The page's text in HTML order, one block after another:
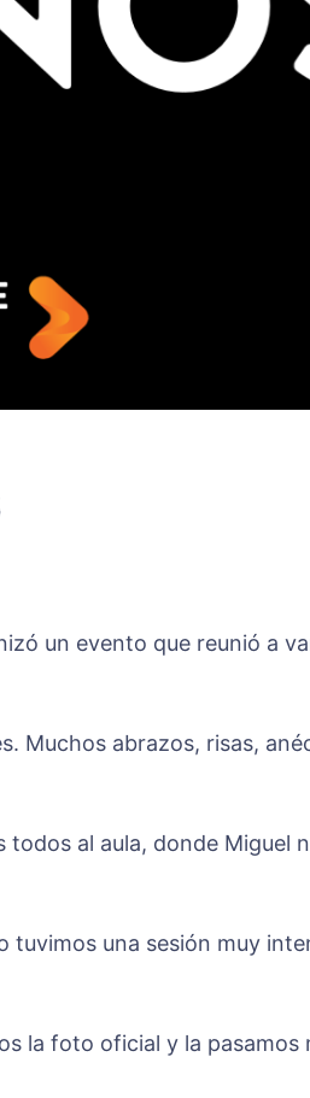
un evento que reunió a
Muchos abrazos, risas,
al aula, donde Miguel
tuvimos una sesión muy
la foto oficial y la pasamos